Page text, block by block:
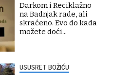
Darkom i Reciklažno
na Badnjak rade, ali
skraćeno. Evo do kada
možete doći...
USUSRET BOŽIĆU